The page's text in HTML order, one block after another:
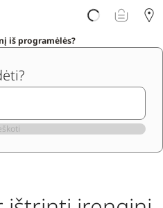
iš programėlės?